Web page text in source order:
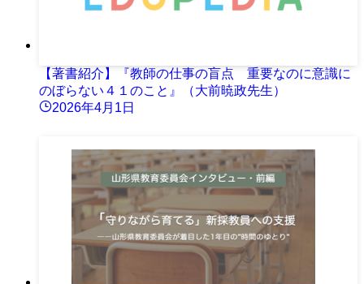
【著書紹介】『教師の仕事の盲点 重要なのに意識に
のぼらない４１のこと』（大前暁政先生）
2026年4月1日